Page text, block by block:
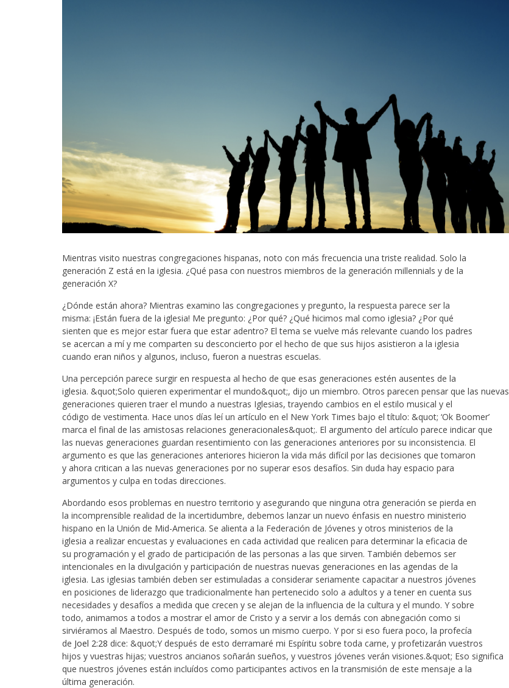
Mientras visito nuestras congregaciones hispanas, noto con más frecuencia una triste realidad. Solo la
generación Z está en la iglesia. ¿Qué pasa con nuestros miembros de la generación millennials y de la
generación X?
¿Dónde están ahora? Mientras examino las congregaciones y pregunto, la respuesta parece ser la
misma: ¡Están fuera de la iglesia! Me pregunto: ¿Por qué? ¿Qué hicimos mal como iglesia? ¿Por qué
sienten que es mejor estar fuera que estar adentro? El tema se vuelve más relevante cuando los padres
se acercan a mí y me comparten su desconcierto por el hecho de que sus hijos asistieron a la iglesia
cuando eran niños y algunos, incluso, fueron a nuestras escuelas.
Una percepción parece surgir en respuesta al hecho de que esas generaciones estén ausentes de la
iglesia. &quot;Solo quieren experimentar el mundo&quot;, dijo un miembro. Otros parecen pensar que las nuevas
generaciones quieren traer el mundo a nuestras Iglesias, trayendo cambios en el estilo musical y el
código de vestimenta. Hace unos días leí un artículo en el New York Times bajo el título: &quot; ‘Ok Boomer’
marca el final de las amistosas relaciones generacionales&quot;. El argumento del artículo parece indicar que
las nuevas generaciones guardan resentimiento con las generaciones anteriores por su inconsistencia. El
argumento es que las generaciones anteriores hicieron la vida más difícil por las decisiones que tomaron
y ahora critican a las nuevas generaciones por no superar esos desafíos. Sin duda hay espacio para
argumentos y culpa en todas direcciones.
Abordando esos problemas en nuestro territorio y asegurando que ninguna otra generación se pierda en
la incomprensible realidad de la incertidumbre, debemos lanzar un nuevo énfasis en nuestro ministerio
hispano en la Unión de Mid-America. Se alienta a la Federación de Jóvenes y otros ministerios de la
iglesia a realizar encuestas y evaluaciones en cada actividad que realicen para determinar la eficacia de
su programación y el grado de participación de las personas a las que sirven. También debemos ser
intencionales en la divulgación y participación de nuestras nuevas generaciones en las agendas de la
iglesia. Las iglesias también deben ser estimuladas a considerar seriamente capacitar a nuestros jóvenes
en posiciones de liderazgo que tradicionalmente han pertenecido solo a adultos y a tener en cuenta sus
necesidades y desafíos a medida que crecen y se alejan de la influencia de la cultura y el mundo. Y sobre
todo, animamos a todos a mostrar el amor de Cristo y a servir a los demás con abnegación como si
sirviéramos al Maestro. Después de todo, somos un mismo cuerpo. Y por si eso fuera poco, la profecía
de Joel 2:28 dice: &quot;Y después de esto derramaré mi Espíritu sobre toda carne, y profetizarán vuestros
hijos y vuestras hijas; vuestros ancianos soñarán sueños, y vuestros jóvenes verán visiones.&quot; Eso significa
que nuestros jóvenes están incluídos como participantes activos en la transmisión de este mensaje a la
última generación.